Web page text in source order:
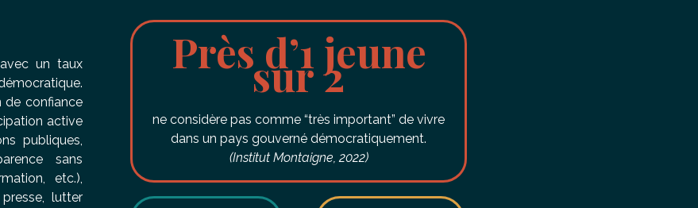
un taux
de confiance
active
publiques,
sans
etc.),
lutter
Près d’1 jeune
sur 2
ne considère pas comme “très important” de vivre
dans un pays gouverné démocratiquement.
(Institut Montaigne, 2022)